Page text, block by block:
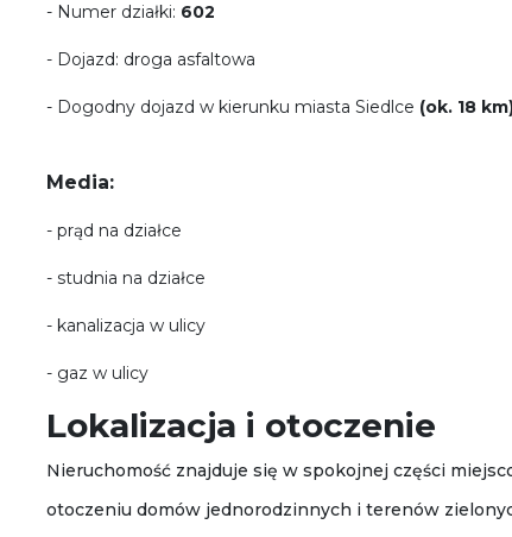
- Numer działki: 602
- Dojazd: droga asfaltowa
- Dogodny dojazd w kierunku miasta Siedlce (ok. 18
Media:
- prąd na działce
- studnia na działce
- kanalizacja w ulicy
- gaz w ulicy
Lokalizacja i otoczenie
Nieruchomość znajduje się w spokojnej części
otoczeniu domów jednorodzinnych i terenów